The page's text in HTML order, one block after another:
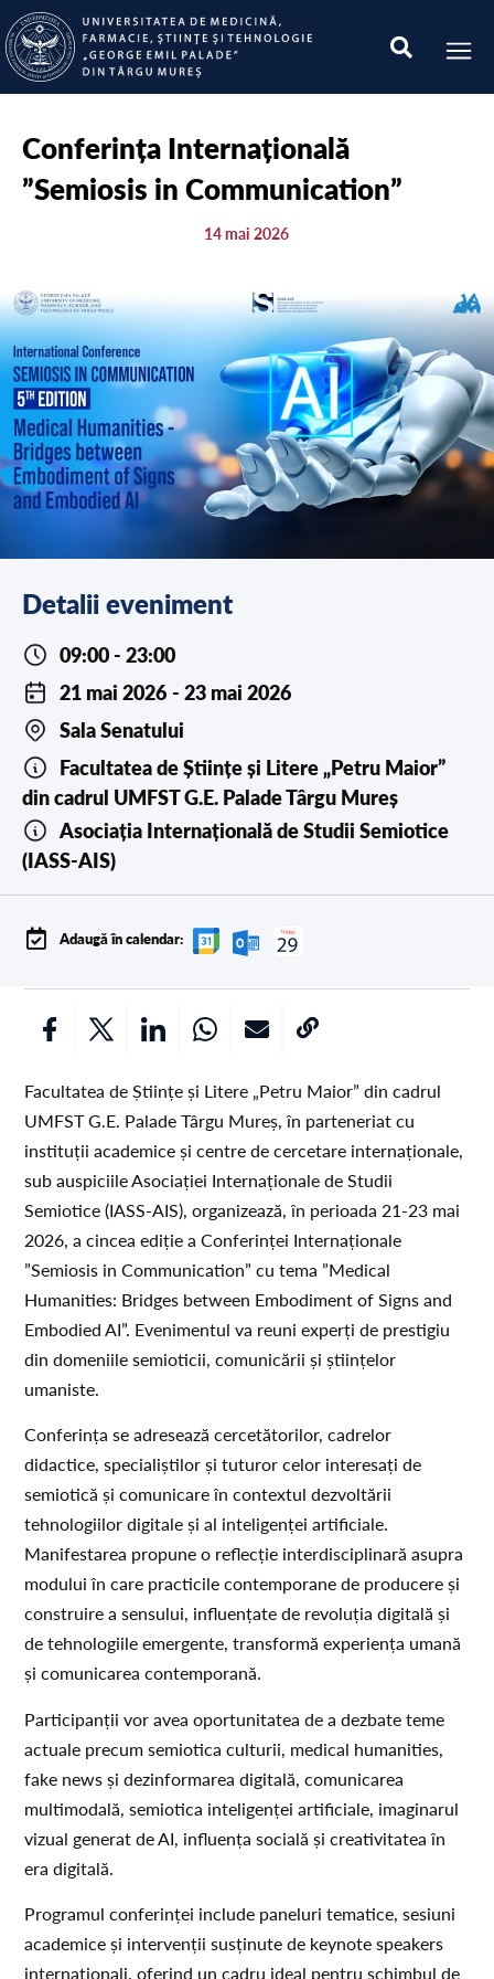
Conferința Internațională
”Semiosis in Communication”
14 mai 2026
Detalii eveniment
09:00 - 23:00
21 mai 2026 - 23 mai 2026
Sala Senatului
Facultatea de Științe și Litere „Petru Maior”
din cadrul UMFST G.E. Palade Târgu Mureș
Asociația Internațională de Studii Semiotice
(IASS-AIS)
Adaugă în calendar:
Facultatea de Științe și Litere „Petru Maior” din cadrul
UMFST G.E. Palade Târgu Mureș, în parteneriat cu
instituții academice și centre de cercetare internaționale,
sub auspiciile Asociației Internaționale de Studii
Semiotice (IASS-AIS), organizează, în perioada 21-23 mai
2026, a cincea ediție a Conferinței Internaționale
”Semiosis in Communication” cu tema ”Medical
Humanities: Bridges between Embodiment of Signs and
Embodied AI”. Evenimentul va reuni experți de prestigiu
din domeniile semioticii, comunicării și științelor
umaniste.
Conferința se adresează cercetătorilor, cadrelor
didactice, specialiștilor și tuturor celor interesați de
semiotică și comunicare în contextul dezvoltării
tehnologiilor digitale și al inteligenței artificiale.
Manifestarea propune o reflecție interdisciplinară asupra
modului în care practicile contemporane de producere și
construire a sensului, influențate de revoluția digitală și
de tehnologiile emergente, transformă experiența umană
și comunicarea contemporană.
Participanții vor avea oportunitatea de a dezbate teme
actuale precum semiotica culturii, medical humanities,
fake news și dezinformarea digitală, comunicarea
multimodală, semiotica inteligenței artificiale, imaginarul
vizual generat de AI, influența socială și creativitatea în
era digitală.
Programul conferinței include paneluri tematice, sesiuni
academice și intervenții susținute de keynote speakers
internaționali, oferind un cadru ideal pentru schimbul de